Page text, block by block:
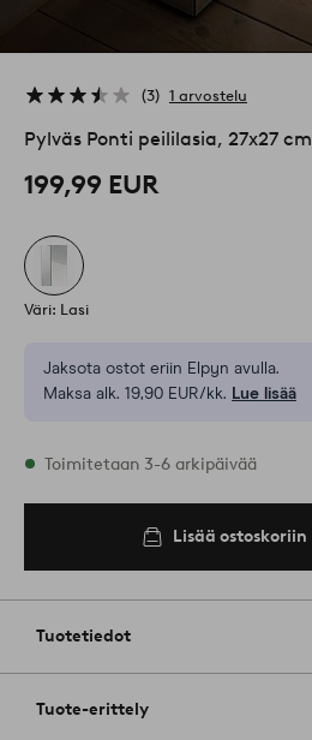
3 1 arvostelu
Pylväs Ponti peililasia, 27x27 cm
199,99 EUR
Väri: Lasi
Jaksota ostot eriin Elpyn avulla.
Maksa alk. 19,90 EUR/kk. Lue lisää
Varastossa
Toimitetaan 3-6 arkipäivää
Lisää ostoskoriin
Tuotetiedot
Tuote-erittely